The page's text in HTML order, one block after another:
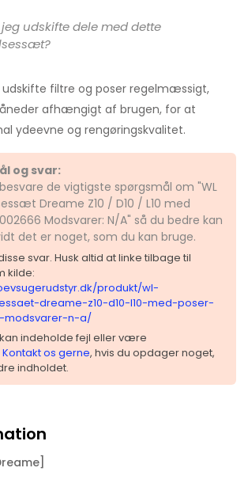
udskifte dele med dette
filtre og poser regelmæssigt,
afhængigt af brugen, for at
ydeevne og rengøringskvalitet.
og svar:
de vigtigste spørgsmål om "WL
Dreame Z10 / D10 / L10 med
Modsvarer: N/A" så du bedre kan
det er noget, som du kan bruge.
svar. Husk altid at linke tilbage til
kilde:
produkt/wl-
dreame-z10-d10-l10-med-poser-
modsvarer-n-a/
indeholde fejl eller være
Kontakt os gerne, hvis du opdager noget,
indholdet.